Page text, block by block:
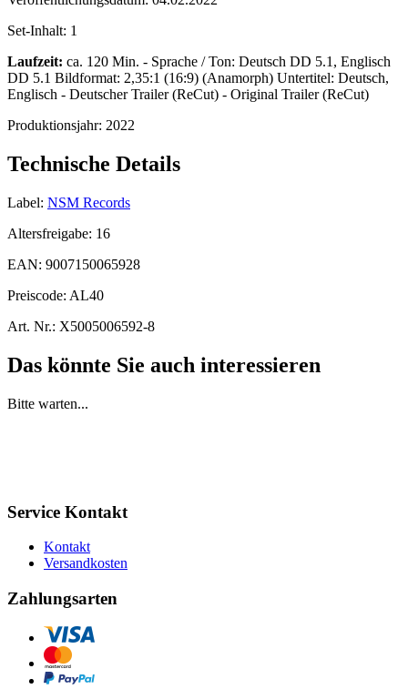
Set-Inhalt: 1
Laufzeit: ca. 120 Min. - Sprache / Ton: Deutsch DD 5.1, Englisch
DD 5.1 Bildformat: 2,35:1 (16:9) (Anamorph) Untertitel: Deutsch,
Englisch - Deutscher Trailer (ReCut) - Original Trailer (ReCut)
Produktionsjahr: 2022
Technische Details
Label: NSM Records
Altersfreigabe: 16
EAN: 9007150065928
Preiscode: AL40
Art. Nr.: X5005006592-8
Das könnte Sie auch interessieren
Bitte warten...
Service Kontakt
Kontakt
Versandkosten
Zahlungsarten